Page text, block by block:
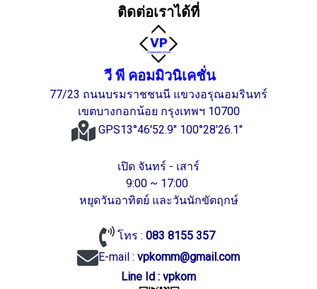
ติดต่อเราได้ที่
วี พี คอมมิวนิเคชั่น
77/23 ถนนบรมราชชนนี แขวงอรุณอมรินทร์
เขตบางกอกน้อย กรุงเทพฯ 10700
GPS13°46'52.9" 100°28'26.1"
เปิด จันทร์ - เสาร์
9:00 ~ 17:00
หยุดวันอาทิตย์ และวันนักขัตฤกษ์
โทร :083 8155 357
E-mail : vpkomm@gmail.com
Line Id : vpkom